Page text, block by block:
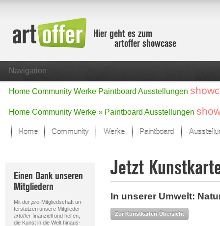
Hier geht es zum
artoffer showcase
Navigation
Home Community Werke Paintboard Ausstellungen
Home Community Werke » Paintboard Ausstellungen
Home Community Werke
Der letzte Monat im Fokus
Alle Fokus-Werke
Fokus-Werke
Neue Werke – Auswahl
Alle neuen Werke
Paintboard
Einen Dank unseren
Mitgliedern
Mit der pro-Mitgliedschaft un-
terstützen unsere Mitglieder
artofferfinanziell und helfen,
die Kunst in die Welt hinaus-
Jetzt
In unserer Umwelt:
Zur Kunstkarten-Übersicht